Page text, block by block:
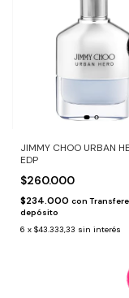
JIMMY CHOO URBAN
EDP
$260.000
$234.000 con
depósito
6 x $43.333,33 sin interés